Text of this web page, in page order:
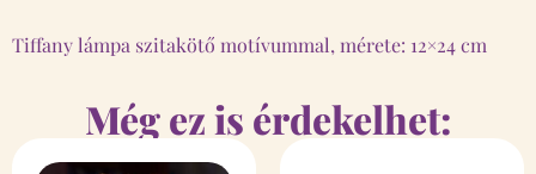
Tiffany lámpa szitakötő motívummal, mérete: 12×24 cm
Még ez is érdekelhet: